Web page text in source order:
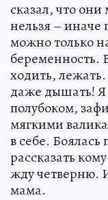
сказал, что
нельзя – иначе
можно только
беременность.
ходить,
даже дышать! Я
полубоком,
мягкими
в себе. Боялась
рассказать
жду четверню.
мама.